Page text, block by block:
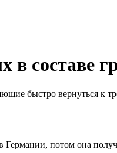
в составе
быстро вернуться к
потом она